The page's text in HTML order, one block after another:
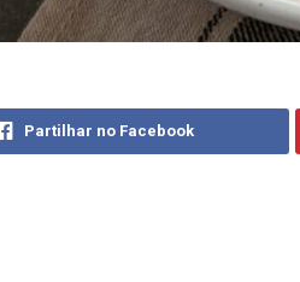
Partilhar no Facebook